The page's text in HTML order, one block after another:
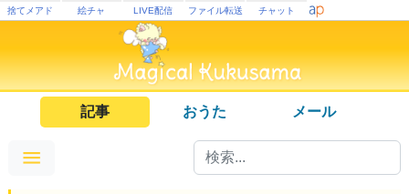
捨てメアド 絵チャ LIVE配信 ファイル転送 チャット
記事 おうた メール